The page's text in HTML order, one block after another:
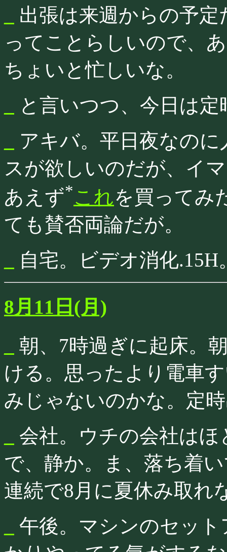
出張は来週からの予
ってことらしいので、
ちょいと忙しいな。
と言いつつ、今日は
アキバ。平日夜なの
スが欲しいのだが、イ
あえず*これを買ってみ
ても賛否両論だが。
自宅。ビデオ消化.15H
8月11日(月)
朝、7時過ぎに起床。
ける。思ったより電車
みじゃないのかな。定
会社。ウチの会社は
で、静か。ま、落ち着
連続で8月に夏休み取れ
午後。マシンのセッ